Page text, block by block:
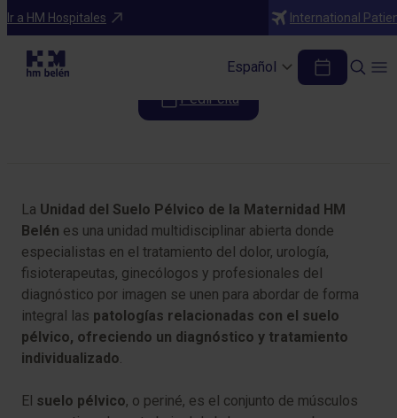
Ir a HM Hospitales International
Español
Programas médicos
Unidad de Suelo Pélvico
Pedir cita
La Unidad del Suelo Pélvico de la Maternidad HM
Belén es una unidad multidisciplinar abierta donde
especialistas en el tratamiento del dolor, urología,
fisioterapeutas, ginecólogos y profesionales del
diagnóstico por imagen se unen para abordar de forma
integral las patologías relacionadas con el suelo
pélvico, ofreciendo un diagnóstico y tratamiento
individualizado.
El suelo pélvico, o periné, es el conjunto de músculos